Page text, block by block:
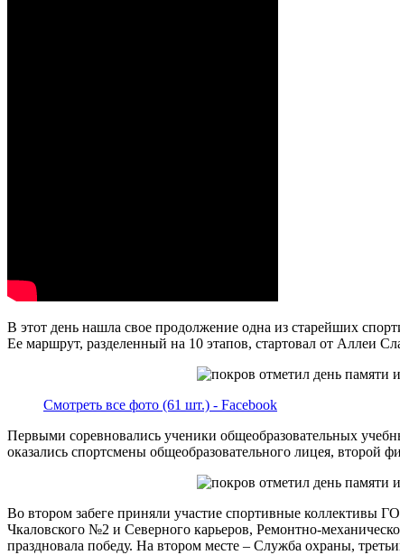
В этот день нашла свое продолжение одна из старейших
Ее маршрут, разделенный на 10 этапов, стартовал от Аллеи
Смотреть все фото (61 шт.) - Facebook
Первыми соревновались ученики общеобразовательных
оказались спортсмены общеобразовательного лицея,
Во втором забеге приняли участие спортивные коллективы
Чкаловского №2 и Северного карьеров, Ремонтно-
праздновала победу. На втором месте – Служба охраны,